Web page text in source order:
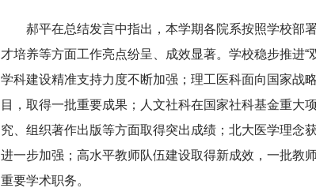
郝平在总结发言中指出，本学期各院系按照学校部
才培养等方面工作亮点纷呈、成效显著。学校稳步推进“
学科建设精准支持力度不断加强；理工医科面向国家战
目，取得一批重要成果；人文社科在国家社科基金重大
究、组织著作出版等方面取得突出成绩；北大医学理念
进一步加强；高水平教师队伍建设取得新成效，一批教
重要学术职务。